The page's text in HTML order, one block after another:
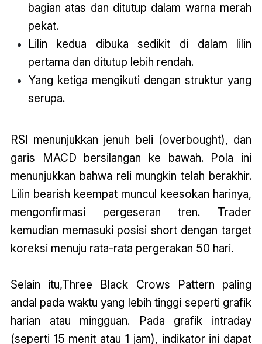
bagian atas dan ditutup dalam warna merah
pekat.
Lilin kedua dibuka sedikit di dalam lilin
pertama dan ditutup lebih rendah.
Yang ketiga mengikuti dengan struktur yang
serupa.
RSI menunjukkan jenuh beli (overbought), dan
garis MACD bersilangan ke bawah. Pola ini
menunjukkan bahwa reli mungkin telah berakhir.
Lilin bearish keempat muncul keesokan harinya,
mengonfirmasi pergeseran tren. Trader
kemudian memasuki posisi short dengan target
koreksi menuju rata-rata pergerakan 50 hari.
Selain itu,Three Black Crows Pattern paling
andal pada waktu yang lebih tinggi seperti grafik
harian atau mingguan. Pada grafik intraday
(seperti 15 menit atau 1 jam), indikator ini dapat